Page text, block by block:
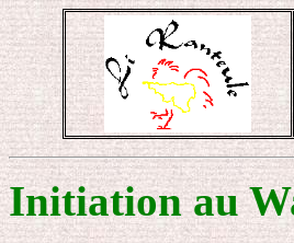
Initiation au